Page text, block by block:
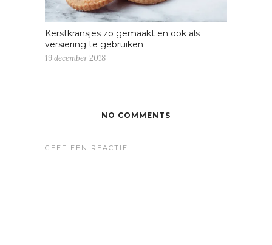
Kerstkransjes zo gemaakt en ook als
versiering te gebruiken
19 december 2018
NO COMMENTS
GEEF EEN REACTIE